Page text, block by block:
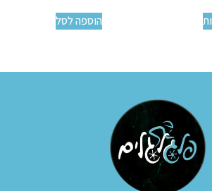
הוספה לסל